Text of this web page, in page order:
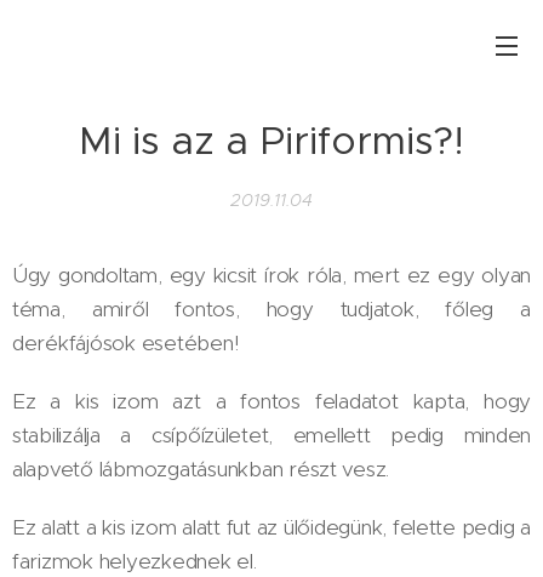
Mi is az a Piriformis?!
2019.11.04
​Úgy gondoltam, egy kicsit írok róla, mert ez egy olyan
téma, amiről fontos, hogy tudjatok, főleg a
derékfájósok esetében!
​Ez a kis izom azt a fontos feladatot kapta, hogy
stabilizálja a csípőízületet, emellett pedig minden
alapvető lábmozgatásunkban részt vesz.
Ez alatt a kis izom alatt fut az ülőidegünk, felette pedig a
farizmok helyezkednek el.